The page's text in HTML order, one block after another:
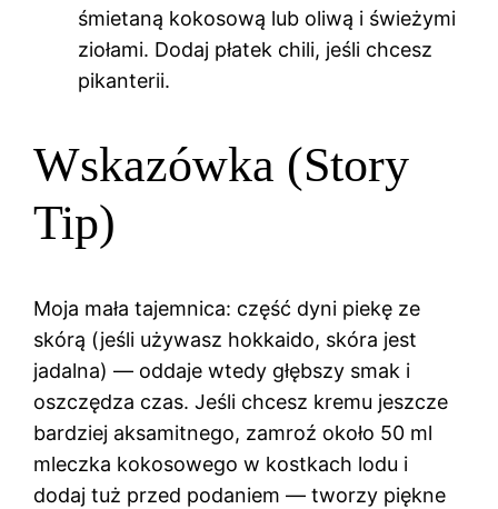
śmietaną kokosową lub oliwą i świeżymi
ziołami. Dodaj płatek chili, jeśli chcesz
pikanterii.
Wskazówka (Story
Tip)
Moja mała tajemnica: część dyni piekę ze
skórą (jeśli używasz hokkaido, skóra jest
jadalna) — oddaje wtedy głębszy smak i
oszczędza czas. Jeśli chcesz kremu jeszcze
bardziej aksamitnego, zamroź około 50 ml
mleczka kokosowego w kostkach lodu i
dodaj tuż przed podaniem — tworzy piękne